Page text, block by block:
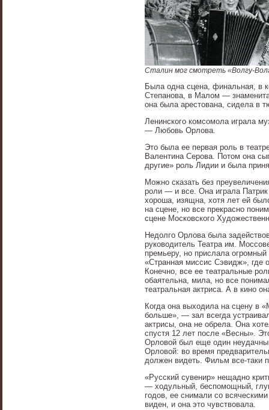
Сталин мог смотреть «Волгу-
Была одна сцена, финальная, в
Степанова, в Малом —
она была арестована, сидела в
Ленинского комсомола играла
— Любовь Орлова.
Это была ее первая роль в
Валентина Серова. Потом она
другие» роль Лидии и была
Можно сказать без
роли — и все. Она играла
хороша, изящна, хотя лет ей
на сцене, но все прекрасно
сцене Московского
Недолго Орлова была
руководитель Театра им.
премьеру, но прислала огромный
«Странная миссис Сэвидж», где
Конечно, все ее театральные
обаятельна, мила, но все
театральная актриса. А в кино
Когда она выходила на сцену в
больше», — зал всегда
актрисы, она не обрела. Она
спустя 12 лет после «Весны».
Орловой был еще один
Орловой: во время
должен видеть. Фильм все-таки
«Русский сувенир» нещадно
— ходульный, беспомощный,
годов, ее снимали со
виден, и она это чувствовала.